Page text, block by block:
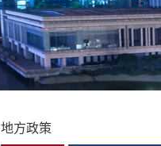
地方政策